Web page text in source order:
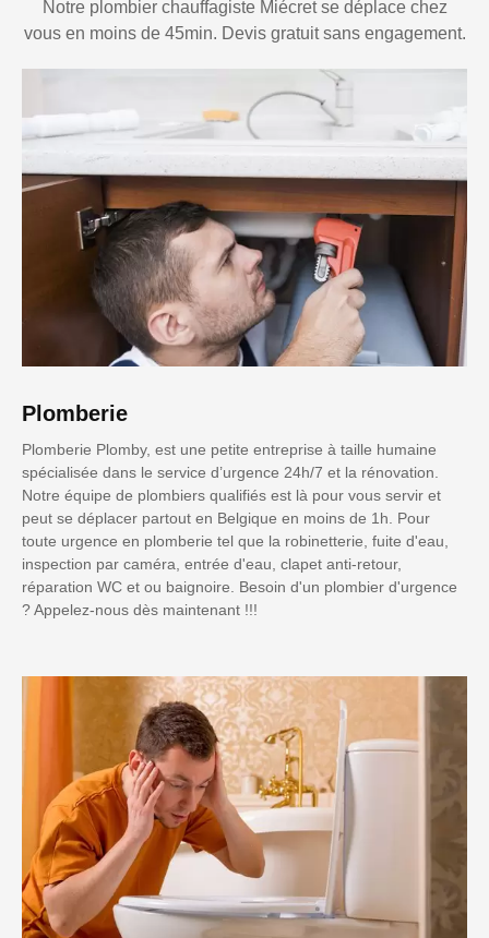
Notre plombier chauffagiste Miécret se déplace chez
vous en moins de 45min. Devis gratuit sans engagement.
Plomberie
Plomberie Plomby, est une petite entreprise à taille humaine
spécialisée dans le service d’urgence 24h/7 et la rénovation.
Notre équipe de plombiers qualifiés est là pour vous servir et
peut se déplacer partout en Belgique en moins de 1h. Pour
toute urgence en plomberie tel que la robinetterie, fuite d'eau,
inspection par caméra, entrée d'eau, clapet anti-retour,
réparation WC et ou baignoire. Besoin d'un plombier d'urgence
? Appelez-nous dès maintenant !!!